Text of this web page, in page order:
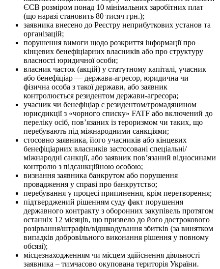
ЄСВ розміром понад 10 мінімальних заробітних плат
(що наразі становить 80 тисяч грн.);
заявника внесено до Реєстру неприбуткових установ та
організацій;
порушення вимоги щодо розкриття інформації про
кінцевих бенефіціарних власників або про структуру
власності юридичної особи;
власник часток (акцій) у статутному капіталі, учасник
або бенефіціар — держава-агресор, юридична чи
фізична особа з такої держави, або заявник
контролюється резидентом держави-агресора;
учасник чи бенефіціар є резидентом/громадянином
юрисдикції з «чорного списку» FATF або включений до
переліку осіб, пов’язаних із тероризмом чи таких, що
перебувають під міжнародними санкціями;
стосовно заявника, його учасників або кінцевих
бенефіціарних власників застосовані спеціальні/
міжнародні санкції, або заявник пов’язаний відносинами
контролю з підсанкційною особою;
визнання заявника банкрутом або порушення
провадження у справі про банкрутство;
перебування у процесі припинення, крім перетворення;
підтверджений рішенням суду факт порушення
державного контракту з оборонних закупівель протягом
останніх 12 місяців, що призвело до його дострокового
розірвання/штрафів/відшкодування збитків (за винятком
випадків добровільного виконання рішення у повному
обсязі);
місцезнаходженням чи місцем здійснення діяльності
заявника – тимчасово окупована територія України.